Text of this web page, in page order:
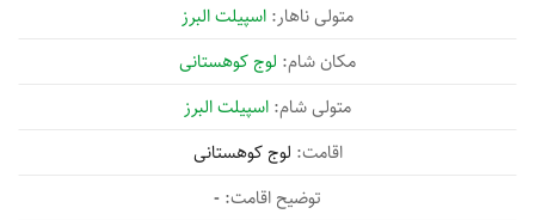
اسپیلت البرز
لوج کوهستانی
اسپیلت البرز
لوج کوهستانی
-